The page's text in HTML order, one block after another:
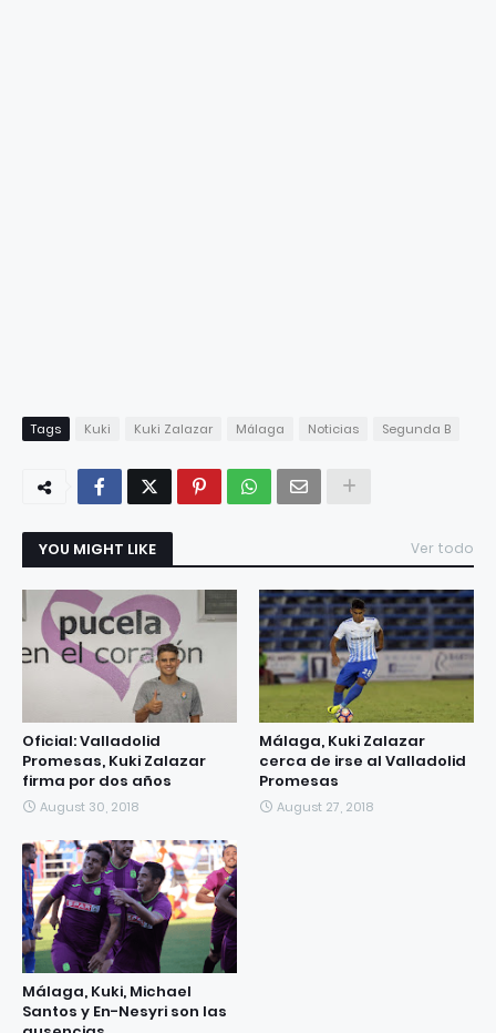
Tags Kuki Kuki Zalazar Málaga Noticias Segunda B
YOU MIGHT LIKE Ver todo
Oficial: Valladolid
Promesas, Kuki Zalazar
firma por dos años
August 30, 2018
Málaga, Kuki Zalazar
cerca de irse al Valladolid
Promesas
August 27, 2018
Málaga, Kuki, Michael
Santos y En-Nesyri son las